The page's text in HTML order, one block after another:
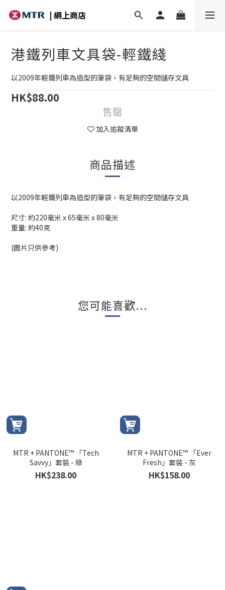
| 網上商店
港鐵列車文具袋-輕鐵綫
以2009年輕鐵列車為造型的筆袋，有足夠的空間儲存文具
HK$88.00
售罄
加入追蹤清單
商品描述
以2009年輕鐵列車為造型的筆袋，有足夠的空間儲存文具
尺寸: 約220毫米 x 65毫米 x 80毫米
重量: 約40克
(圖片只供參考)
您可能喜歡...
MTR + PANTONE™ 「Tech
Savvy」套裝 - 綠
HK$238.00
MTR + PANTONE™ 「Ever
Fresh」套裝 - 灰
HK$158.00